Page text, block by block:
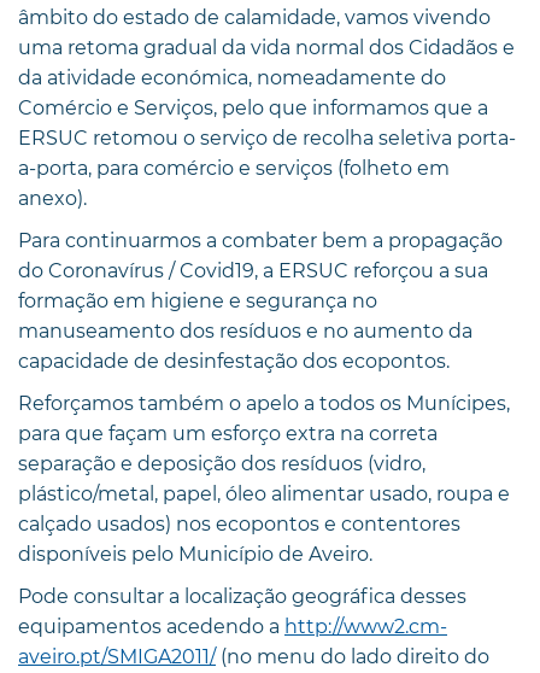
âmbito do estado de calamidade, vamos vivendo
uma retoma gradual da vida normal dos Cidadãos e
da atividade económica, nomeadamente do
Comércio e Serviços, pelo que informamos que a
ERSUC retomou o serviço de recolha seletiva porta-
a-porta, para comércio e serviços (folheto em
anexo).
Para continuarmos a combater bem a propagação
do Coronavírus / Covid19, a ERSUC reforçou a sua
formação em higiene e segurança no
manuseamento dos resíduos e no aumento da
capacidade de desinfestação dos ecopontos.
Reforçamos também o apelo a todos os Munícipes,
para que façam um esforço extra na correta
separação e deposição dos resíduos (vidro,
plástico/metal, papel, óleo alimentar usado, roupa e
calçado usados) nos ecopontos e contentores
disponíveis pelo Município de Aveiro.
Pode consultar a localização geográfica desses
equipamentos acedendo a http://www2.cm-
aveiro.pt/SMIGA2011/(no menu do lado direito do